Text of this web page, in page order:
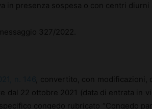
in presenza sospesa o con centri diurni
327/2022.
, convertito, con modificazioni,
dal 22 ottobre 2021 (data di entrata in
congedo rubricato “Congedo